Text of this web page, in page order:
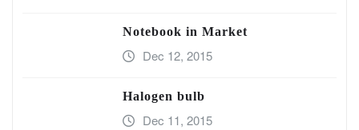
Notebook in Market
Dec 12, 2015
Halogen bulb
Dec 11, 2015